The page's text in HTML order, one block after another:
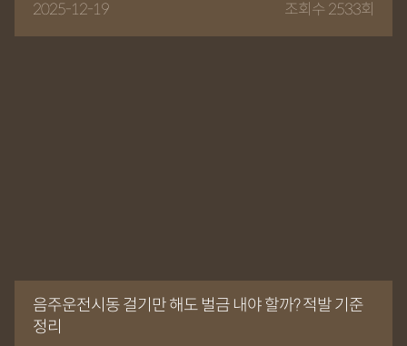
2025-12-19 조회수 2533회
음주운전시동 걸기만 해도 벌금 내야 할까? 적발 기준
정리